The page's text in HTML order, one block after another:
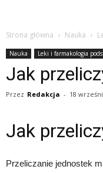
Strona główna Nauka
Nauka Leki i farmakologia
Jak
Przez Redakcja - 18
Jak
Przeliczanie jednostek